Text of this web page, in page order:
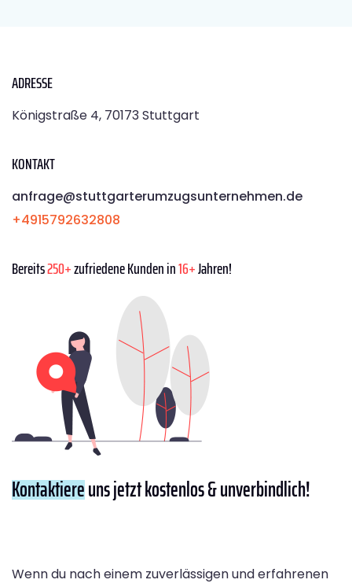
ADRESSE
Königstraße 4, 70173 Stuttgart
KONTAKT
anfrage@stuttgarterumzugsunternehmen.de
+4915792632808
Bereits250+zufriedene Kunden in16+Jahren!
Kontaktiereuns jetzt kostenlos & unverbindlich!
Wenn du nach einem zuverlässigen und erfahrenen